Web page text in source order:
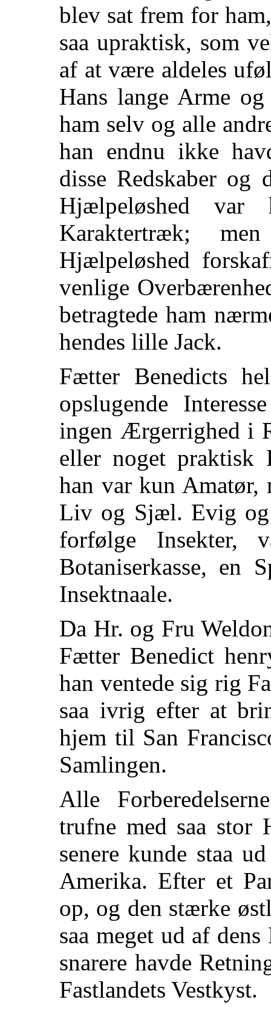
blev sat frem for
saa upraktisk, som
af at være aldeles
Hans lange Arme
ham selv og alle
han endnu ikke
disse Redskaber og
Hjælpeløshed var
Karaktertræk;
Hjælpeløshed
venlige
betragtede ham
hendes lille Jack.
Fætter Benedicts
opslugende
ingen Ærgerrighed i
eller noget praktisk
han var kun Amatør,
Liv og Sjæl. Evig og
forfølge Insekter,
Botaniserkasse, en
Insektnaale.
Da Hr. og Fru
Fætter Benedict
han ventede sig rig
saa ivrig efter at
hjem til San
Samlingen.
Alle
trufne med saa stor
senere kunde staa
Amerika. Efter et
op, og den stærke
saa meget ud af
snarere havde
Fastlandets Vestkyst.